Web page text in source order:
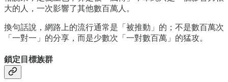
大的人，一次影響了其他數百萬人。
換句話說，網路上的流行通常是「被推動」的；不是數百萬次
「一對一」的分享，而是少數次「一對數百萬」的猛攻。
鎖定目標族群